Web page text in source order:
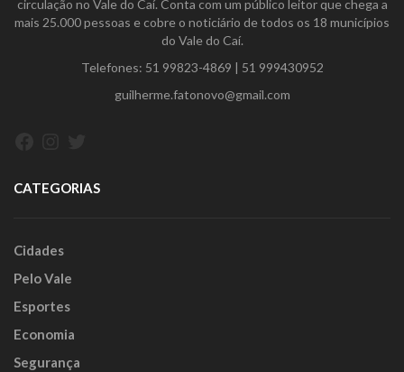
circulação no Vale do Caí. Conta com um público leitor que chega a
mais 25.000 pessoas e cobre o noticiário de todos os 18 municípios
do Vale do Caí.
Telefones: 51 99823-4869 | 51 999430952
guilherme.fatonovo@gmail.com
CATEGORIAS
Cidades
Pelo Vale
Esportes
Economia
Segurança